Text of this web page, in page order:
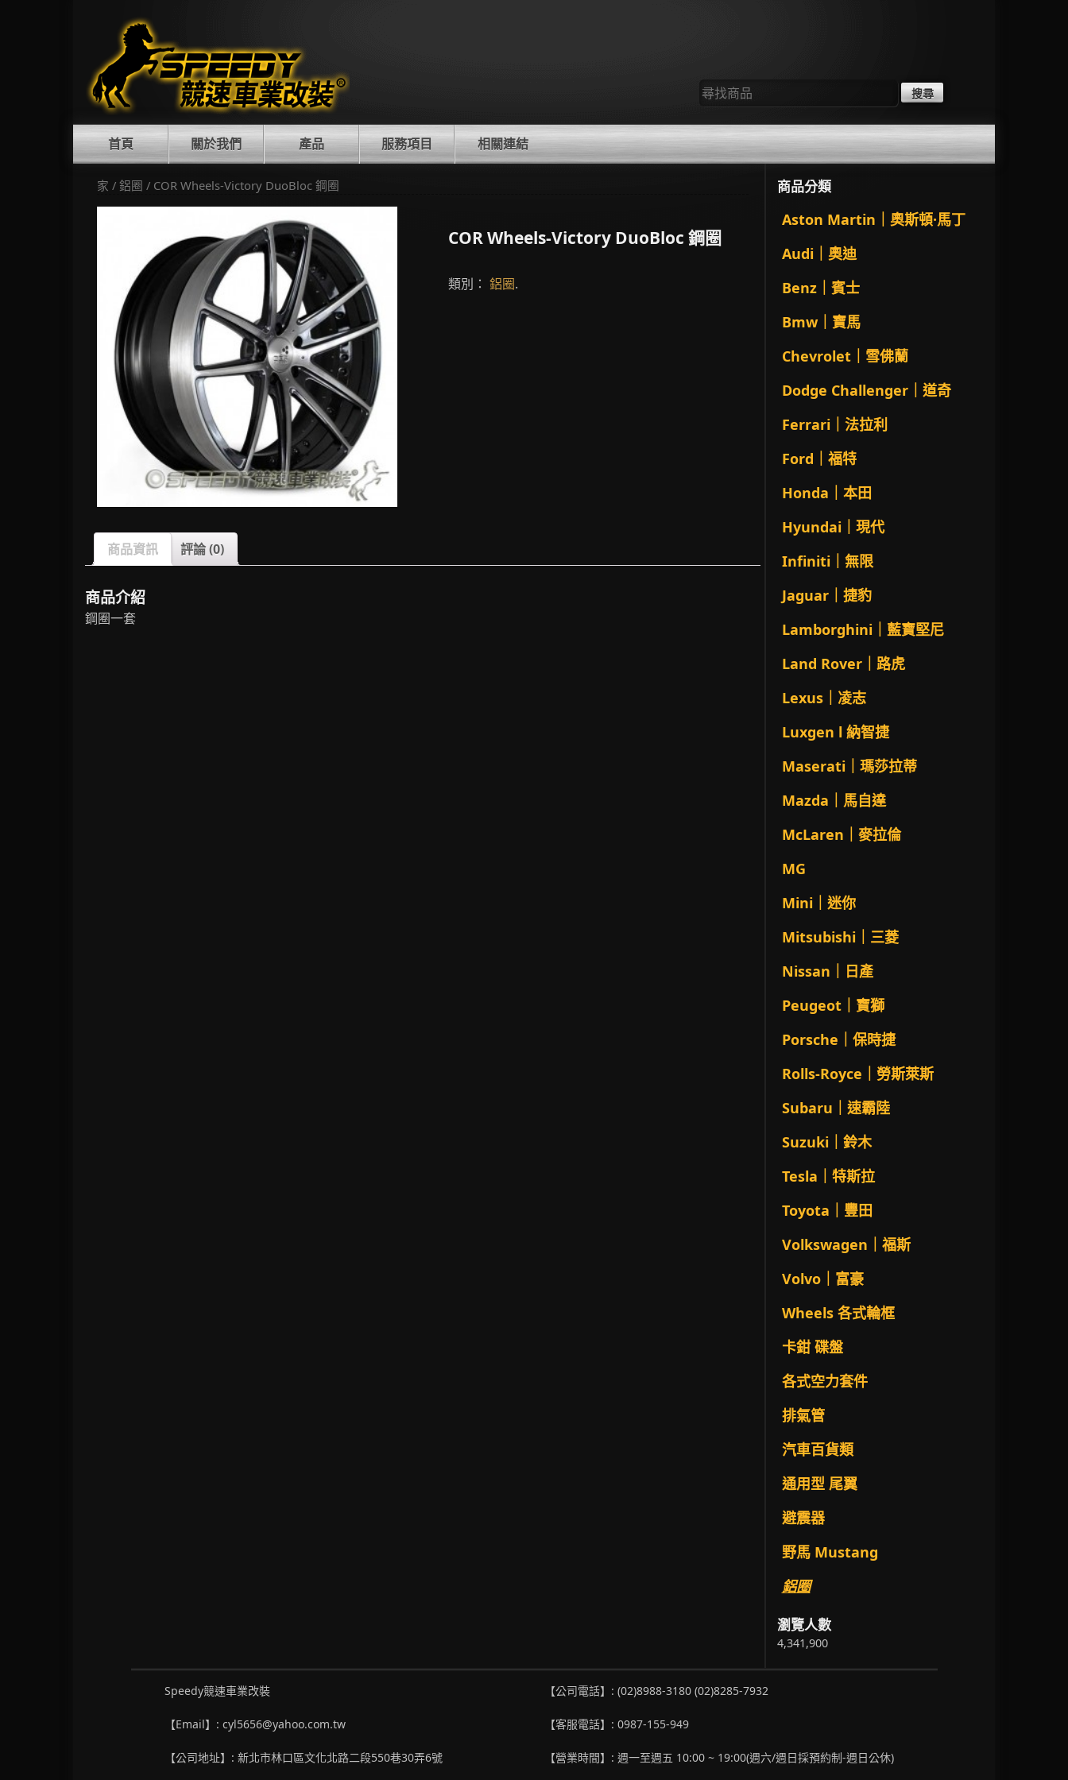
尋
找：
首頁 關於我們 產品 服務項目 相關連結
家 / 鋁圈 / COR Wheels-Victory DuoBloc 鋼圈
COR Wheels-Victory DuoBloc 鋼圈
類別： 鋁圈.
商品資訊 評論 (0)
商品介紹
鋼圈一套
商品分類
Aston Martin｜奧斯頓·馬丁
Audi｜奧迪
Benz｜賓士
Bmw｜寶馬
Chevrolet｜雪佛蘭
Dodge Challenger｜道奇
Ferrari｜法拉利
Ford｜福特
Honda｜本田
Hyundai｜現代
Infiniti｜無限
Jaguar｜捷豹
Lamborghini｜藍寶堅尼
Land Rover｜路虎
Lexus｜凌志
Luxgen l 納智捷
Maserati｜瑪莎拉蒂
Mazda｜馬自達
McLaren｜麥拉倫
MG
Mini｜迷你
Mitsubishi｜三菱
Nissan｜日產
Peugeot｜寶獅
Porsche｜保時捷
Rolls-Royce｜勞斯萊斯
Subaru｜速霸陸
Suzuki｜鈴木
Tesla｜特斯拉
Toyota｜豐田
Volkswagen｜福斯
Volvo｜富豪
Wheels 各式輪框
卡鉗 碟盤
各式空力套件
排氣管
汽車百貨類
通用型 尾翼
避震器
野馬 Mustang
鋁圈
瀏覽人數
4,341,900
Speedy競速車業改裝
【Email】: cyl5656@yahoo.com.tw
【公司地址】: 新北市林口區文化北路二段550巷30弄6號
【公司電話】: (02)8988-3180 (02)8285-7932
【客服電話】: 0987-155-949
【營業時間】: 週一至週五 10:00 ~ 19:00(週六/週日採預約制-週日公休)